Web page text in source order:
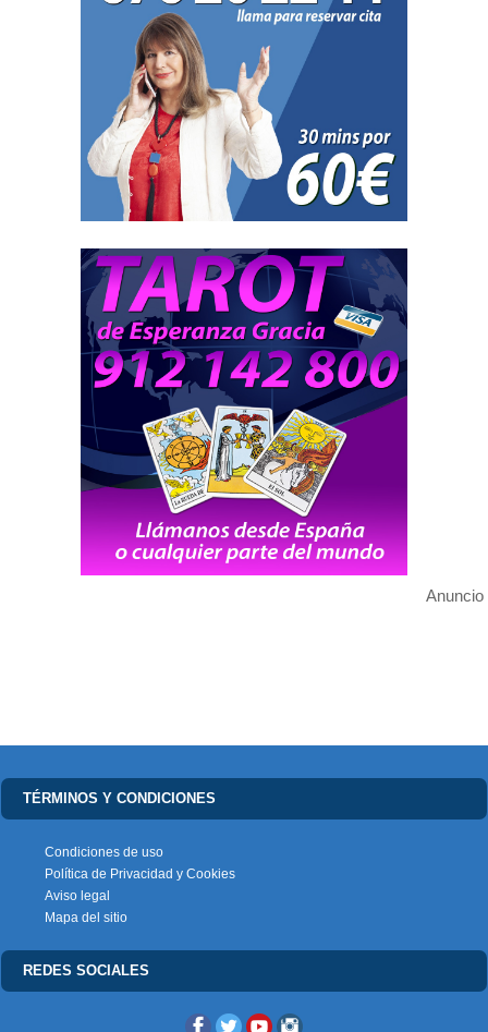
Anuncio
TÉRMINOS Y CONDICIONES
Condiciones de uso
Política de Privacidad y Cookies
Aviso legal
Mapa del sitio
REDES SOCIALES